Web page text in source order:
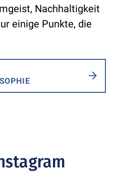
Nachhaltigkeit
einige Punkte, die